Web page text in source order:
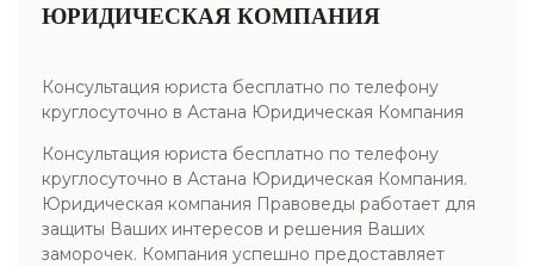
ЮРИДИЧЕСКАЯ КОМПАНИЯ
Консультация юриста бесплатно по телефону
круглосуточно в Астана Юридическая Компания
Консультация юриста бесплатно по телефону
круглосуточно в Астана Юридическая Компания.
Юридическая компания Правоведы работает для
защиты Ваших интересов и решения Ваших
заморочек. Компания успешно предоставляет